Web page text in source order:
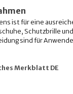
ist für eine
Schutzbrille
sind für
Merkblatt DE